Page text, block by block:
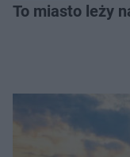
To miasto leży